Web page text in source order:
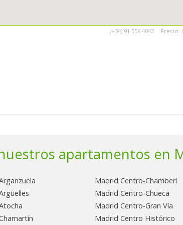
(+34) 91 559 4042 Precio:
apartamentos en
Madrid Centro-Chamberí
Madrid Centro-Chueca
Madrid Centro-Gran Vía
Madrid Centro Histórico